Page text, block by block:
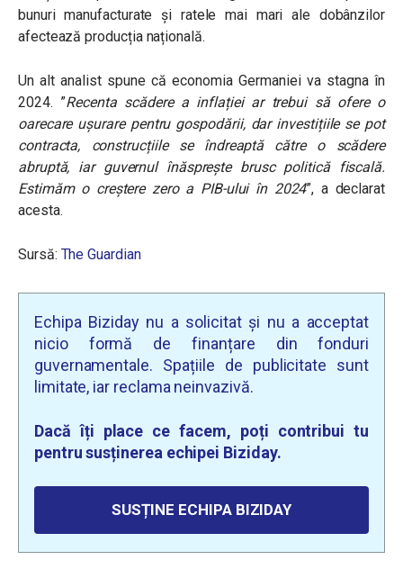
bunuri manufacturate și ratele mai mari ale dobânzilor
afectează producția națională.
Un alt analist spune că economia Germaniei va stagna în
2024. ”Recenta scădere a inflației ar trebui să ofere o
oarecare ușurare pentru gospodării, dar investițiile se pot
contracta, construcțiile se îndreaptă către o scădere
abruptă, iar guvernul înăsprește brusc politică fiscală.
Estimăm o creștere zero a PIB-ului în 2024”, a declarat
acesta.
Sursă: The Guardian
Echipa Biziday nu a solicitat și nu a acceptat
nicio formă de finanțare din fonduri
guvernamentale. Spațiile de publicitate sunt
limitate, iar reclama neinvazivă.
Dacă îți place ce facem, poți contribui tu
pentru susținerea echipei Biziday.
SUSȚINE ECHIPA BIZIDAY